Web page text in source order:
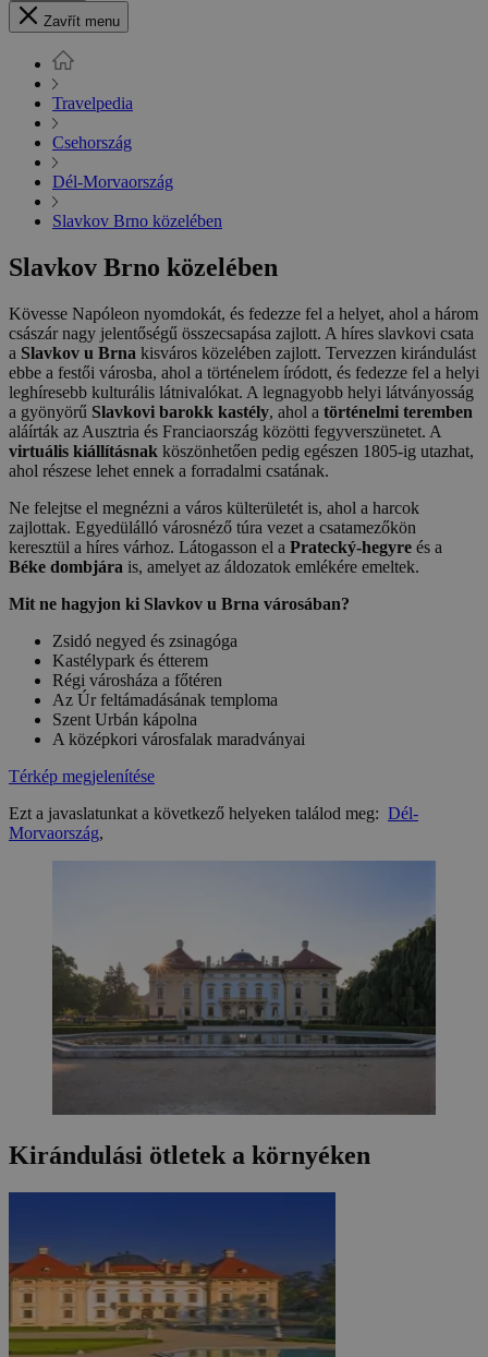
Zavřít menu
Travelpedia
Csehország
Dél-Morvaország
Slavkov Brno közelében
Slavkov Brno közelében
Kövesse Napóleon nyomdokát, és fedezze fel a helyet, ahol a három
császár nagy jelentőségű összecsapása zajlott. A híres slavkovi csata
a Slavkov u Brna kisváros közelében zajlott. Tervezzen kirándulást
ebbe a festői városba, ahol a történelem íródott, és fedezze fel a helyi
leghíresebb kulturális látnivalókat. A legnagyobb helyi látványosság
a gyönyörű Slavkovi barokk kastély, ahol a történelmi teremben
aláírták az Ausztria és Franciaország közötti fegyverszünetet. A
virtuális kiállításnak köszönhetően pedig egészen 1805-ig utazhat,
ahol részese lehet ennek a forradalmi csatának.
Ne felejtse el megnézni a város külterületét is, ahol a harcok
zajlottak. Egyedülálló városnéző túra vezet a csatamezőkön
keresztül a híres várhoz. Látogasson el a Pratecký-hegyre és a
Béke dombjára is, amelyet az áldozatok emlékére emeltek.
Mit ne hagyjon ki Slavkov u Brna városában?
Zsidó negyed és zsinagóga
Kastélypark és étterem
Régi városháza a főtéren
Az Úr feltámadásának temploma
Szent Urbán kápolna
A középkori városfalak maradványai
Térkép megjelenítése
Ezt a javaslatunkat a következő helyeken találod meg: Dél-
Morvaország,
Kirándulási ötletek a környéken